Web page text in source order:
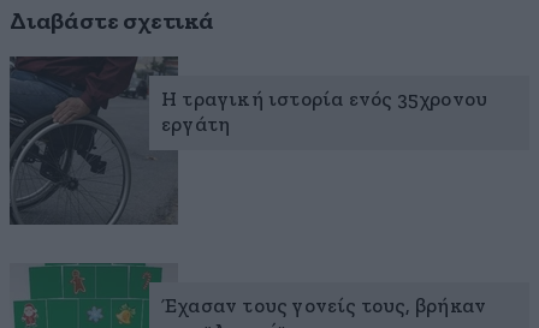
Διαβάστε σχετικά
Η τραγική ιστορία ενός 35χρονου
εργάτη
Έχασαν τους γονείς τους, βρήκαν